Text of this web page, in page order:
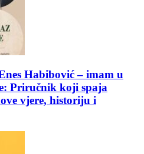
Habibović – imam u
Priručnik koji spaja
vjere, historiju i